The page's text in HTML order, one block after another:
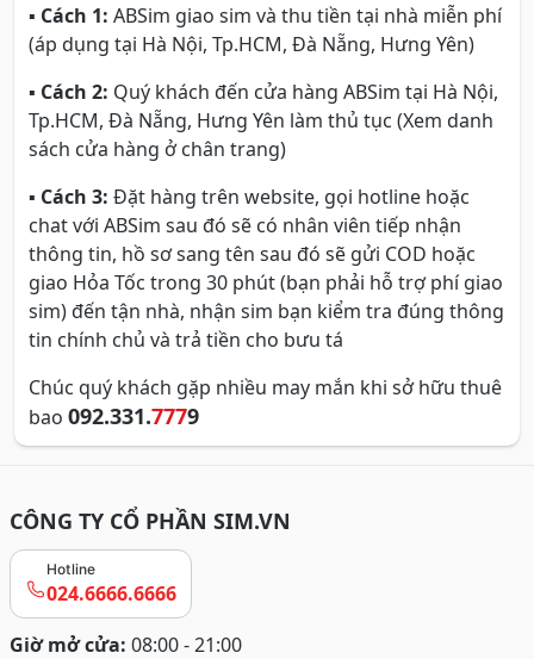
▪ Cách 1: ABSim giao sim và thu tiền tại nhà miễn phí
(áp dụng tại Hà Nội, Tp.HCM, Đà Nẵng, Hưng Yên)
▪ Cách 2: Quý khách đến cửa hàng ABSim tại Hà Nội,
Tp.HCM, Đà Nẵng, Hưng Yên làm thủ tục (Xem danh
sách cửa hàng ở chân trang)
▪ Cách 3: Đặt hàng trên website, gọi hotline hoặc
chat với ABSim sau đó sẽ có nhân viên tiếp nhận
thông tin, hồ sơ sang tên sau đó sẽ gửi COD hoặc
giao Hỏa Tốc trong 30 phút (bạn phải hỗ trợ phí giao
sim) đến tận nhà, nhận sim bạn kiểm tra đúng thông
tin chính chủ và trả tiền cho bưu tá
Chúc quý khách gặp nhiều may mắn khi sở hữu thuê
bao 092.331.7779
CÔNG TY CỔ PHẦN SIM.VN
Hotline
024.6666.6666
Giờ mở cửa: 08:00 - 21:00